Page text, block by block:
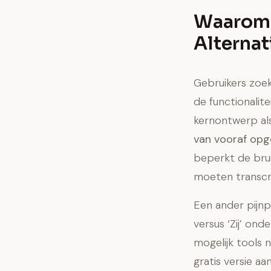
Gebruikers
de
kernontwerp
van vooraf
beperkt de
moeten
Een ander
versus ‘Zij’
mogelijk tools
gratis versie